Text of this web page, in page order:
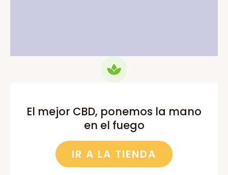
El mejor CBD, ponemos la mano
en el fuego
IR A LA TIENDA